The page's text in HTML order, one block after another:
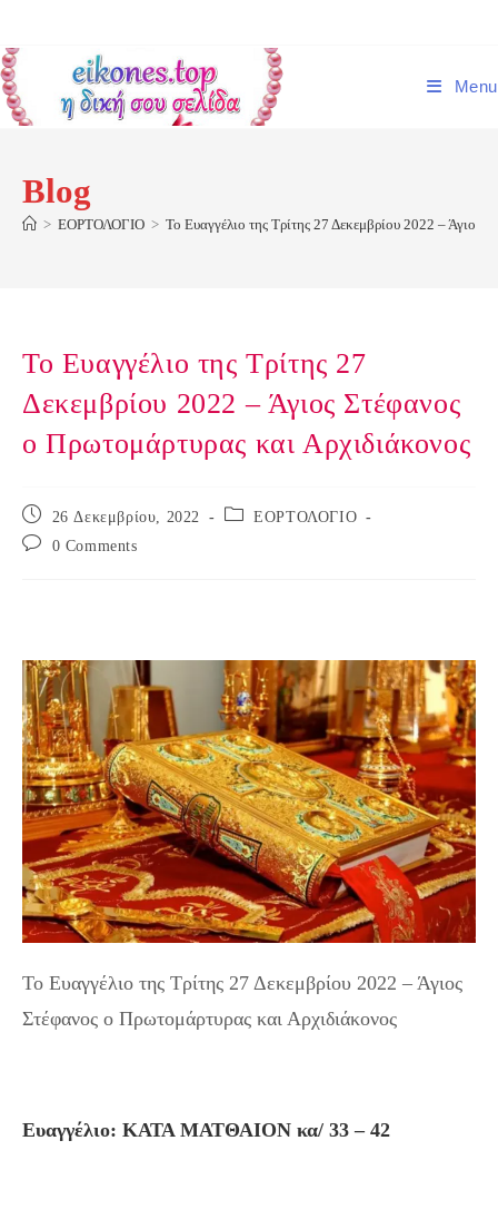
content
Menu
Blog
> ΕΟΡΤΟΛΟΓΙΟ > Το Ευαγγέλιο της Τρίτης 27 Δεκεμβρίου 2022 – Άγιος
Το Ευαγγέλιο της Τρίτης 27
Δεκεμβρίου 2022 – Άγιος Στέφανος
ο Πρωτομάρτυρας και Αρχιδιάκονος
Post
published:
26 Δεκεμβρίου, 2022
Post ΕΟΡΤΟΛΟΓΙΟ
Post
0 Comments
Το Ευαγγέλιο της Τρίτης 27 Δεκεμβρίου 2022 – Άγιος
Στέφανος ο Πρωτομάρτυρας και Αρχιδιάκονος
Ευαγγέλιο: ΚΑΤΑ ΜΑΤΘΑΙΟΝ κα/ 33 – 42